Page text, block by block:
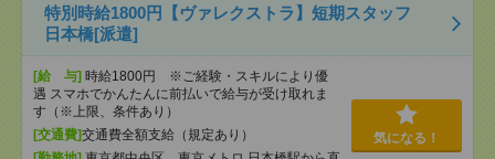
特別時給1800円【ヴァレクストラ】短期スタッフ
日本橋[派遣]
[給 与] 時給1800円 ※ご経験・スキルにより優
遇 スマホでかんたんに前払いで給与が受け取れま
す（※上限、条件あり）
[交通費]交通費全額支給（規定あり）
気になる！